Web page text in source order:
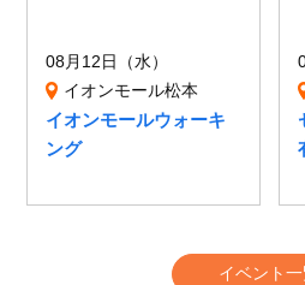
08月12日（水）
イオンモール松本
イオンモールウォーキ
ング
イベント